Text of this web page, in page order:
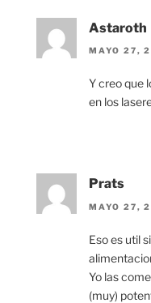
Astaroth
MAYO 27,
Y creo que
en los
Prats
MAYO 27,
Eso es util
Yo las
(muy)